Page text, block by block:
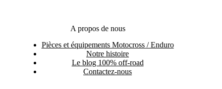
A propos de nous
Pièces et équipements Motocross / Enduro
Notre histoire
Le blog 100% off-road
Contactez-nous